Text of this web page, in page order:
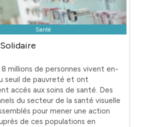
Santé
8 millions de personnes vivent en-
seuil de pauvreté et ont
accès aux soins de santé. Des
du secteur de la santé visuelle
pour mener une action
de ces populations en